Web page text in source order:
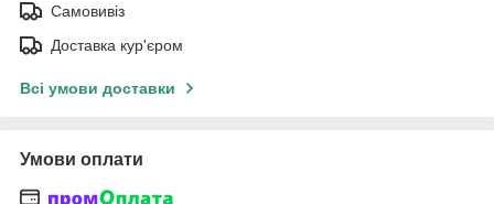
Самовивіз
Доставка кур'єром
Всі умови доставки
Умови оплати